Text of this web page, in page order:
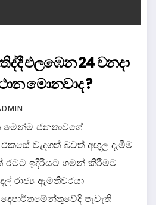
එලඹෙන 24 වනදා
මොනවාද ?
මෙන්ම ජනතාවගේ
වැදගත් බවත් අඟුලු දැමීම
ඉදිරියට ගමන් කිරීමට
රාජ්‍ය ඇමතිවරයා
පැවැති